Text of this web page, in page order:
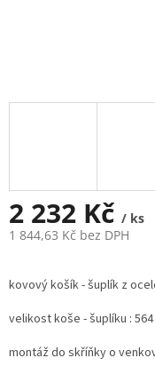
2 232 Kč / ks
1 844,63 Kč bez DPH
cena:
kovový košík - šuplík z
velikost koše - šuplíku : 564
montáž do skříňky o